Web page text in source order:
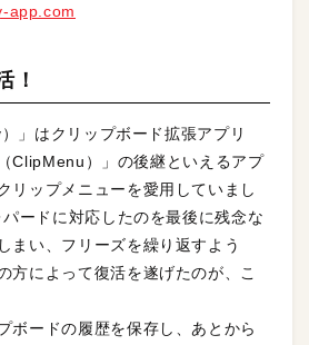
app.com
！
」はクリップボード拡張アプリ
ClipMenu）」の後継といえるアプ
リップメニューを愛用していまし
ードに対応したのを最後に残念な
まい、フリーズを繰り返すよう
方によって復活を遂げたのが、こ
ボードの履歴を保存し、あとから